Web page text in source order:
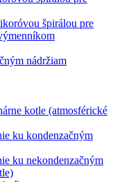
špirálou pre
nádržiam
kotle (atmosférické
ku kondenzačným
ku nekondenzačným